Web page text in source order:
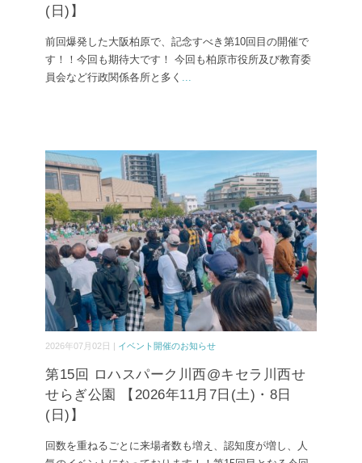
(日)】
前回爆発した大阪柏原で、記念すべき第10回目の開催で
す！！今回も期待大です！ 今回も柏原市役所及び教育委
員会など行政関係各所と多く ...
2026年07月02日 | イベント開催のお知らせ
第15回 ロハスパーク川西@キセラ川西せ
せらぎ公園 【2026年11月7日(土)・8日
(日)】
回数を重ねるごとに来場者数も増え、認知度が増し、人